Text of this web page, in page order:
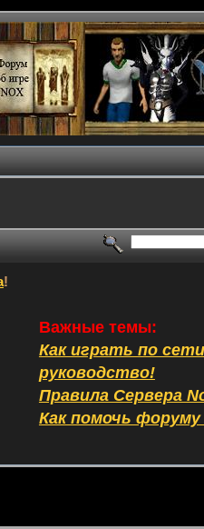
!
Важные темы:
Как играть по
руководство!
Правила Сервера
Как помочь